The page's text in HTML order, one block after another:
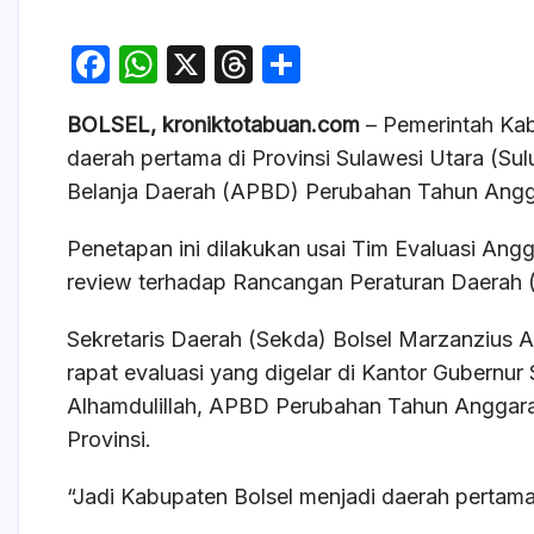
F
c
e
b
o
o
k
W
at
s
p
p
X
T
e
a
s
ar
e
BOLSEL, kroniktotabuan.com – Pemerintah
daerah pertama di Provinsi Sulawesi Utara
Belanja Daerah (APBD) Perubahan Tahun
Penetapan ini dilakukan usai Tim Evaluasi
review terhadap Rancangan Peraturan
Sekretaris Daerah (Sekda) Bolsel Marzanzius
rapat evaluasi yang digelar di Kantor
Alhamdulillah, APBD Perubahan Tahun
Provinsi.
“Jadi Kabupaten Bolsel menjadi daerah